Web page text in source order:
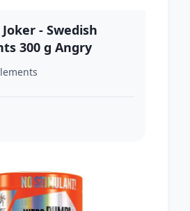
- Swedish
300 g Angry